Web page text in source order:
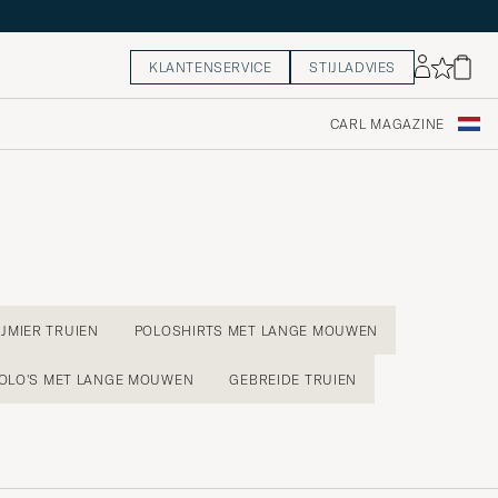
KLANTENSERVICE STIJLADVIES
CARL MAGAZINE
TRUIEN POLOSHIRTS MET LANGE MOUWEN
MET LANGE MOUWEN GEBREIDE TRUIEN